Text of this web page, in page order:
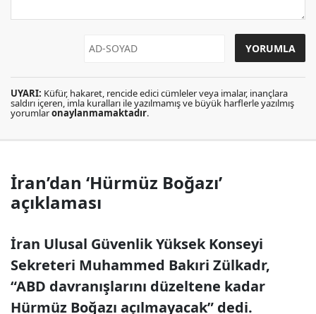
UYARI: Küfür, hakaret, rencide edici cümleler veya imalar, inançlara
saldırı içeren, imla kuralları ile yazılmamış ve büyük harflerle yazılmış
yorumlaronaylanmamaktadır.
İran’dan ‘Hürmüz Boğazı’
açıklaması
İran Ulusal Güvenlik Yüksek Konseyi
Sekreteri Muhammed Bakıri Zülkadr,
“ABD davranışlarını düzeltene kadar
Hürmüz Boğazı açılmayacak” dedi.